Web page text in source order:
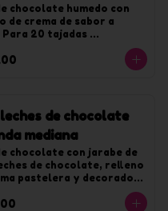
chocolate humedo con
de crema de sabor a
20 tajadas
de chocolate
mediana
chocolate con jarabe de
de chocolate, relleno
pastelera y decorado
Para 20 tajadas.